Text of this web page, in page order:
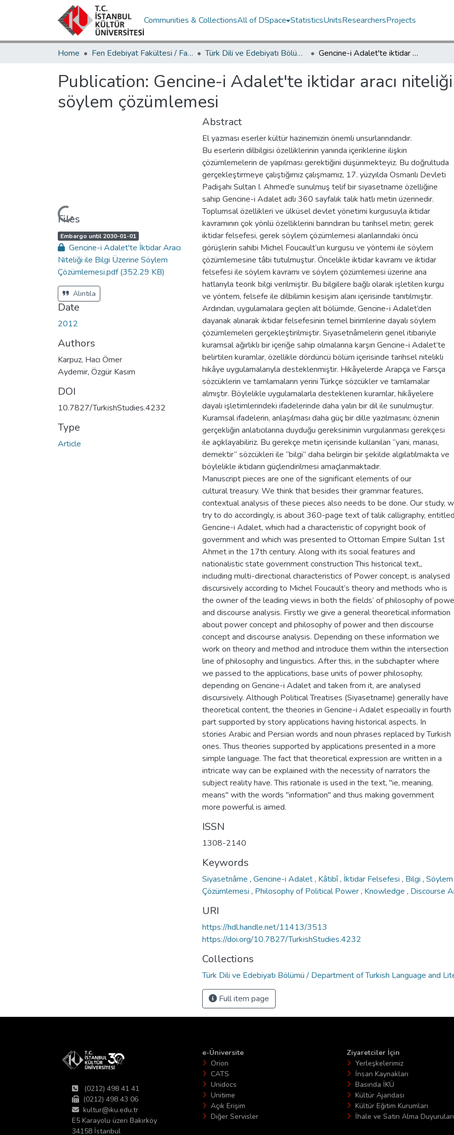
Communities & CollectionsAll of DSpace StatisticsUnitsResearchersProjects
Home Fen Edebiyat Fakültesi / Faculty of Letters and Sciences Türk Dili ve Edebiyatı Bölümü / Department of Turkish Language and Literature Gencine-i Adalet'te iktidar aracı niteliği ile bilgi üzerine söylem çözümlemesi
Publication: Gencine-i Adalet'te iktidar aracı
söylem çözümlemesi
Loading...
Files
A
c
c
e
s
s
t
a
u
s
:
Embargo until 2030-01-01,
Gencine-i Adalet'te İktidar Aracı
Niteliği ile Bilgi Üzerine Söylem
Çözümlemesi.pdf(352.29 KB)
Alıntıla
Date
2012
Authors
Karpuz, Hacı Ömer
Aydemir, Özgür Kasım
DOI
10.7827/TurkishStudies.4232
Type
Article
Abstract
El yazması eserler kültür hazinemizin önemli unsurlarındandır.
Bu eserlerin dilbilgisi özelliklerinin yanında içeriklerine ilişkin
çözümlemelerin de yapılması gerektiğini düşünmekteyiz. Bu doğrultuda
gerçekleştirmeye çalıştığımız çalışmamız, 17. yüzyılda Osmanlı Devleti
Padişahı Sultan I. Ahmed’e sunulmuş telif bir siyasetname özelliğine
sahip Gencine-i Adalet adlı 360 sayfalık talik hatlı metin üzerinedir.
Toplumsal özellikleri ve ülküsel devlet yönetimi kurgusuyla iktidar
kavramının çok yönlü özelliklerini barındıran bu tarihsel metin; gerek
iktidar felsefesi, gerek söylem çözümlemesi alanlarındaki öncü
görüşlerin sahibi Michel Foucault’un kurgusu ve yöntemi ile söylem
çözümlemesine tâbi tutulmuştur. Öncelikle iktidar kavramı ve iktidar
felsefesi ile söylem kavramı ve söylem çözümlemesi üzerine ana
hatlarıyla teorik bilgi verilmiştir. Bu bilgilere bağlı olarak işletilen kurgu
ve yöntem, felsefe ile dilbilimin kesişim alanı içerisinde tanıtılmıştır.
Ardından, uygulamalara geçilen alt bölümde, Gencine-i Adalet’den
dayanak alınarak iktidar felsefesinin temel birimlerine dayalı söylem
çözümlemeleri gerçekleştirilmiştir. Siyasetnâmelerin genel itibariyle
kuramsal ağırlıklı bir içeriğe sahip olmalarına karşın Gencine-i Adalet’te
belirtilen kuramlar, özellikle dördüncü bölüm içerisinde tarihsel nitelikli
hikâye uygulamalarıyla desteklenmiştir. Hikâyelerde Arapça ve Farsça
sözcüklerin ve tamlamaların yerini Türkçe sözcükler ve tamlamalar
almıştır. Böylelikle uygulamalarla desteklenen kuramlar, hikâyelere
dayalı işletimlerindeki ifadelerinde daha yalın bir dil ile sunulmuştur.
Kuramsal ifadelerin, anlaşılması daha güç bir dille yazılmasını; öznenin
gerçekliğin anlatıcılarına duyduğu gereksinimin vurgulanması gerekçesi
ile açıklayabiliriz. Bu gerekçe metin içerisinde kullanılan “yani, manası,
demektir” sözcükleri ile “bilgi” daha belirgin bir şekilde algılatılmakta ve
böylelikle iktidarın güçlendirilmesi amaçlanmaktadır.
Manuscript pieces are one of the significant elements of our
cultural treasury. We think that besides their grammar features,
contextual analysis of these pieces also needs to be done. Our study,
try to do accordingly, is about 360-page text of talik calligraphy, entitled
Gencine-i Adalet, which had a characteristic of copyright book of
government and which was presented to Ottoman Empire Sultan 1st
Ahmet in the 17th century. Along with its social features and
nationalistic state government construction This historical text,,
including multi-directional characteristics of Power concept, is analysed
discursively according to Michel Foucault’s theory and methods who is
the owner of the leading views in both the fields’ of philosophy of
and discourse analysis. Firstly we give a general theoretical information
about power concept and philosophy of power and then discourse
concept and discourse analysis. Depending on these information we
work on theory and method and introduce them within the intersection
line of philosophy and linguistics. After this, in the subchapter where
we passed to the applications, base units of power philosophy,
depending on Gencine-i Adalet and taken from it, are analysed
discursively. Although Political Treatises (Siyasetname) generally have
theoretical content, the theories in Gencine-i Adalet especially in fourth
part supported by story applications having historical aspects. In
stories Arabic and Persian words and noun phrases replaced by Turkish
ones. Thus theories supported by applications presented in a more
simple language. The fact that theoretical expression are written in a
intricate way can be explained with the necessity of narrators the
subject reality have. This rationale is used in the text, "ie, meaning,
means" with the words "information" and thus making government
more powerful is aimed.
ISSN
1308-2140
Keywords
Siyasetnâme , Gencine-i Adalet, Kâtibî, İktidar Felsefesi , Bilgi , Söylem
Çözümlemesi , Philosophy of Political Power, Knowledge , Discourse
URI
https://hdl.handle.net/11413/3513
https://doi.org/10.7827/TurkishStudies.4232
Collections
Türk Dili ve Edebiyatı Bölümü / Department of Turkish Language and
Full item page
(0212) 498 41 41
(0212) 498 43 06
kultur@iku.edu.tr
E5 Karayolu üzeri Bakırköy
34158 İstanbul
e-Üniversite
Orion
CATS
Unidocs
Unitime
Açık Erişim
Diğer Servisler
Ziyaretciler İçin
Yerleşkelerimiz
İnsan Kaynakları
Basında İKÜ
Kültür Ajandası
Kültür Eğitim Kurumları
İhale ve Satın Alma Duyuruları